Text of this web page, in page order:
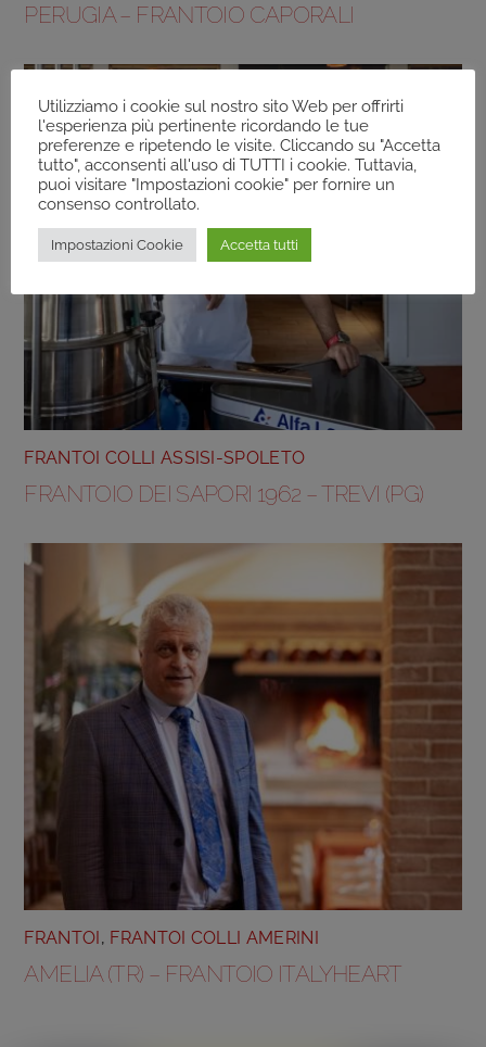
PERUGIA – FRANTOIO CAPORALI
FRANTOI COLLI ASSISI-SPOLETO
FRANTOIO DEI SAPORI 1962 – TREVI (PG)
FRANTOI, FRANTOI COLLI AMERINI
AMELIA (TR) – FRANTOIO ITALYHEART
Utilizziamo i cookie sul nostro sito Web per offrirti
l'esperienza più pertinente ricordando le tue
preferenze e ripetendo le visite. Cliccando su "Accetta
tutto", acconsenti all'uso di TUTTI i cookie. Tuttavia,
puoi visitare "Impostazioni cookie" per fornire un
consenso controllato.
Impostazioni Cookie Accetta tutti